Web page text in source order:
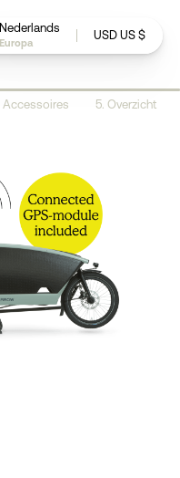
Nederlands
Europa
USD US $
Accessoires Overzicht